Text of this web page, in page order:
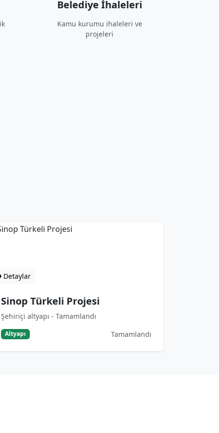
Belediye İhaleleri
Kamu kurumu ihaleleri ve
projeleri
Detaylar
Sinop Türkeli Projesi
Şehiriçi altyapı - Tamamlandı
Altyapı Tamamlandı